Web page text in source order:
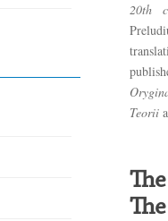
20th
Teorii